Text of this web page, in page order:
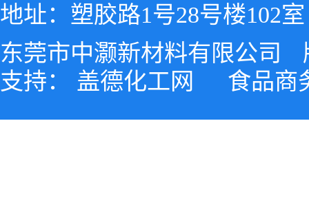
地址：塑胶路1号28号楼102室
东莞市中灏新材料有限公司
支持： 盖德化工网 食品商